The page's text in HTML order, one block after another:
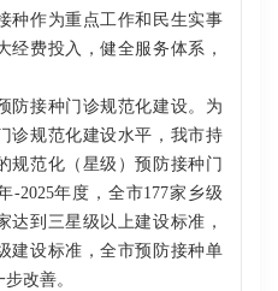
种作为重点工作和民生实事
经费投入，健全服务体系，
接种门诊规范化建设。为
诊规范化建设水平，我市持
规范化（星级）预防接种门
-2025年度，全市177家乡级
达到三星级以上建设标准，
建设标准，全市预防接种单
改善。